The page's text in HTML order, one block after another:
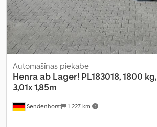
Sendenhorst 1 227 km
Automašīnas piekabe
Henraab Lager! PL183018, 1800 kg,
3,01x 1,85m